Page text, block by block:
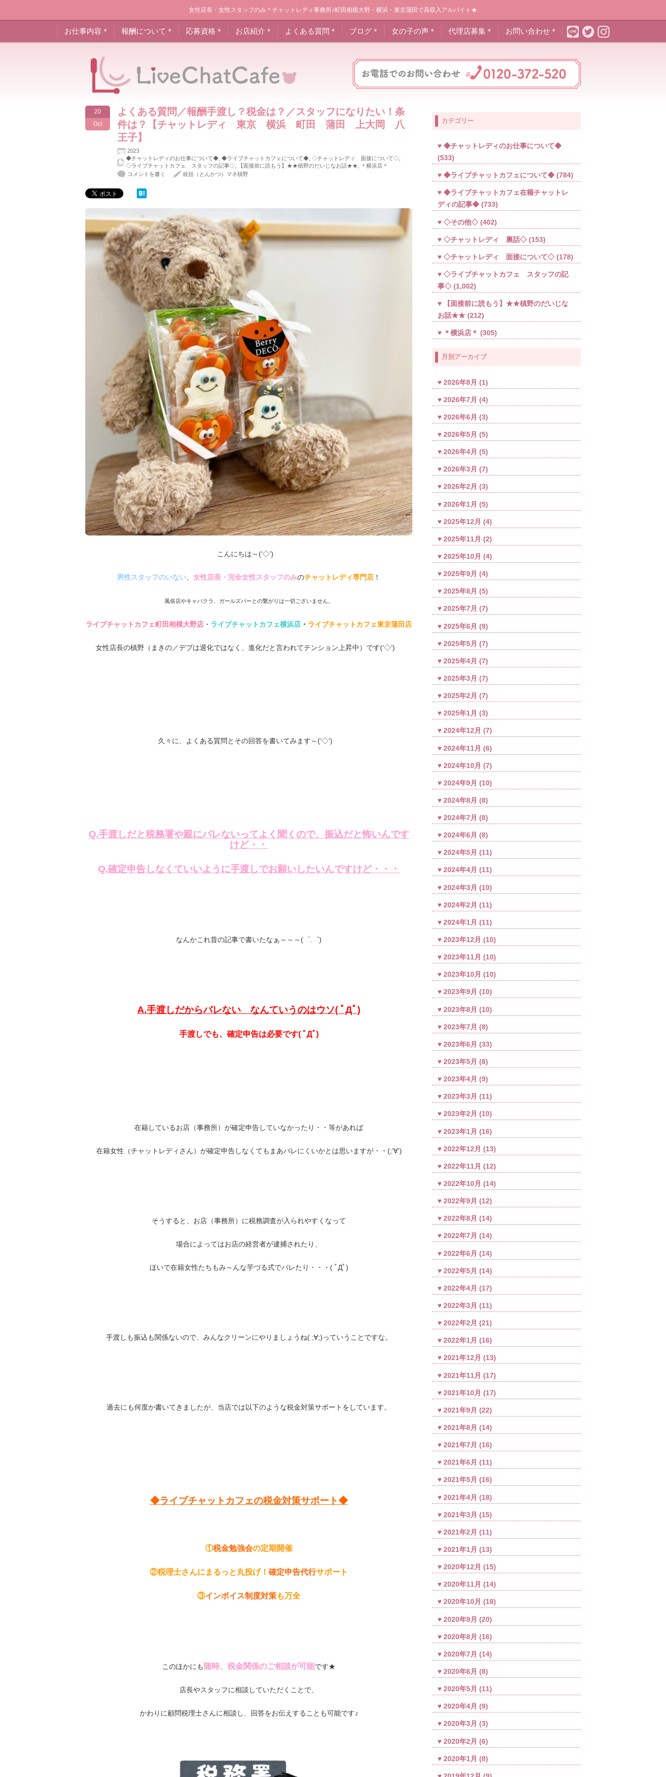
女性店長・女性スタッフのみ＊チャットレディ事務所♪町田相模大野・横浜・東京蒲田で高収入アルバイト★
お仕事内容＊ 報酬について＊ 応募資格＊ お店紹介＊ よくある質問＊ ブログ＊ 女の子の声＊ 代理店募集＊ お問い合わせ＊
20
Oct
よくある質問／報酬手渡し？税金は？／スタッフになりたい！条
件は？【チャットレディ 東京 横浜 町田 蒲田 上大岡 八
王子】
2023
◆チャットレディのお仕事について◆ ◆ライブチャットカフェについて◆ ◇チャットレディ 面接について◇
◇ライブチャットカフェ スタッフの記事◇
【面接前に読もう】★★槙野のだいじなお話★★
＊横浜店＊
コメントを書く
統括（とんかつ）マネ槙野
こんにちは～(‘◇’)ゞ
男性スタッフのいない 女性店長・完全女性スタッフのみのチャットレディ専門店 ！
風俗店やキャバクラ、ガールズバーとの繋がりは一切ございません。
ライブチャットカフェ町田相模大野店 ・ ライブチャットカフェ横浜店 ・ ライブチャットカフェ東京蒲田店
女性店長の槙野（まきの／デブは退化ではなく、進化だと言われてテンション上昇中）です(‘◇’)ゞ
久々に、よくある質問とその回答を書いてみます～(‘◇’)ゞ
Q.手渡しだと税務署や親にバレないってよく聞くので、振込だと怖いんです
けど・・
Q.確定申告しなくていいように手渡しでお願いしたいんですけど・・・
なんかこれ昔の記事で書いたなぁ～～～(゜.゜)
A.手渡しだからバレない なんていうのはウソ( ﾟДﾟ)
手渡しでも、確定申告は必要です( ﾟДﾟ)
在籍しているお店（事務所）が確定申告していなかったり・・等があれば
在籍女性（チャットレディさん）が確定申告しなくてもまあバレにくいかとは思いますが・・(;’∀’)
そうすると、お店（事務所）に税務調査が入られやすくなって
場合によってはお店の経営者が逮捕されたり、
ほいで在籍女性たちもみ～んな芋づる式でバレたり・・・( ﾟДﾟ)
手渡しも振込も関係ないので、みんなクリーンにやりましょうね( ;∀;)っていうことですな。
過去にも何度か書いてきましたが、当店では以下のような税金対策サポートをしています。
◆ライブチャットカフェの税金対策サポート◆
①税金勉強会の定期開催
②税理士さんにまるっと丸投げ！ 確定申告代行サポート
③インボイス制度対策も万全
このほかにも 随時、税金関係のご相談が可能です★
店長やスタッフに相談していただくことで、
かわりに顧問税理士さんに相談し、回答をお伝えすることも可能です♪
カテゴリー
◆チャットレディのお仕事について◆
(533)
◆ライブチャットカフェについて◆ (784)
◆ライブチャットカフェ在籍チャットレ
ディの記事◆ (733)
◇その他◇ (402)
◇チャットレディ 裏話◇ (153)
◇チャットレディ 面接について◇ (178)
◇ライブチャットカフェ スタッフの記
事◇ (1,002)
【面接前に読もう】★★槙野のだいじな
お話★★ (212)
＊横浜店＊ (305)
月別アーカイブ
2026年8月 (1)
2026年7月 (4)
2026年6月 (3)
2026年5月 (5)
2026年4月 (5)
2026年3月 (7)
2026年2月 (3)
2026年1月 (5)
2025年12月 (4)
2025年11月 (2)
2025年10月 (4)
2025年9月 (4)
2025年8月 (5)
2025年7月 (7)
2025年6月 (9)
2025年5月 (7)
2025年4月 (7)
2025年3月 (7)
2025年2月 (7)
2025年1月 (3)
2024年12月 (7)
2024年11月 (6)
2024年10月 (7)
2024年9月 (10)
2024年8月 (8)
2024年7月 (8)
2024年6月 (8)
2024年5月 (11)
2024年4月 (11)
2024年3月 (10)
2024年2月 (11)
2024年1月 (11)
2023年12月 (10)
2023年11月 (10)
2023年10月 (10)
2023年9月 (10)
2023年8月 (10)
2023年7月 (8)
2023年6月 (33)
2023年5月 (8)
2023年4月 (9)
2023年3月 (11)
2023年2月 (10)
2023年1月 (16)
2022年12月 (13)
2022年11月 (12)
2022年10月 (14)
2022年9月 (12)
2022年8月 (14)
2022年7月 (14)
2022年6月 (14)
2022年5月 (14)
2022年4月 (17)
2022年3月 (11)
2022年2月 (21)
2022年1月 (16)
2021年12月 (13)
2021年11月 (17)
2021年10月 (17)
2021年9月 (22)
2021年8月 (14)
2021年7月 (16)
2021年6月 (11)
2021年5月 (16)
2021年4月 (18)
2021年3月 (15)
2021年2月 (11)
2021年1月 (13)
2020年12月 (15)
2020年11月 (14)
2020年10月 (18)
2020年9月 (20)
2020年8月 (16)
2020年7月 (14)
2020年6月 (8)
2020年5月 (11)
2020年4月 (9)
2020年3月 (3)
2020年2月 (6)
2020年1月 (8)